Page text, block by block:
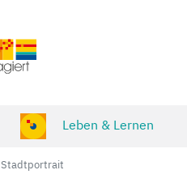
Leben & Lernen
Stadtportrait